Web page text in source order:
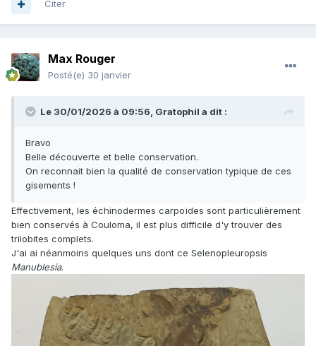
Citer
Max Rouger
Posté(e) 30 janvier
Le 30/01/2026 à 09:56, Gratophil a dit :
Bravo
Belle découverte et belle conservation.
On reconnait bien la qualité de conservation typique de ces
gisements !
Effectivement, les échinodermes carpoïdes sont particulièrement
bien conservés à Couloma, il est plus difficile d'y trouver des
trilobites complets.
J'ai ai néanmoins quelques uns dont ce Selenopleuropsis
Manublesia.